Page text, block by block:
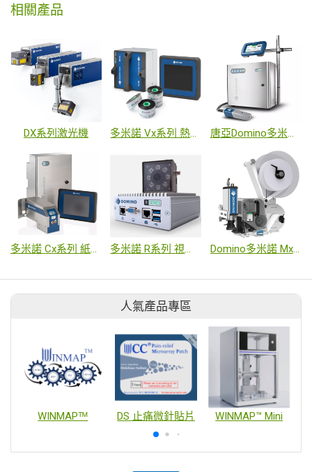
相關產品
DX系列激光機 多米諾 Vx系列 熱轉印 唐亞Domino多米諾 Ax系列AX350I 小字體噴字機
多米諾 Cx系列 紙箱高解析噴印機 多米諾 R系列 視覺辨識 Domino多米諾 Mx系列Mx350i
人氣產品專區
WINMAPᵀᴹ DS 止痛微針貼片 WINMAP™ Mini